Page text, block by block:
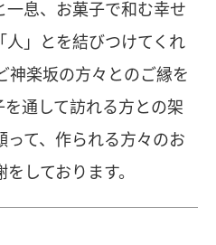
一息、お菓子で和む幸せ
人」とを結びつけてくれ
神楽坂の方々とのご縁を
通して訪れる方との架
って、作られる方々のお
しております。